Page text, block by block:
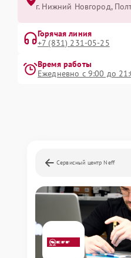
г. Нижний Новгород,
Горячая линия
+7 (831) 231-05-25
Время работы
Ежедневно с 9:00 до
Сервисный центр Neff